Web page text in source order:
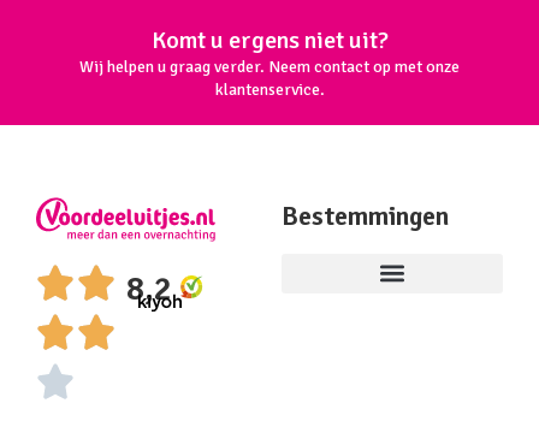
Komt u ergens niet uit?
Wij helpen u graag verder. Neem contact op met onze
klantenservice.
8,2
Bestemmingen